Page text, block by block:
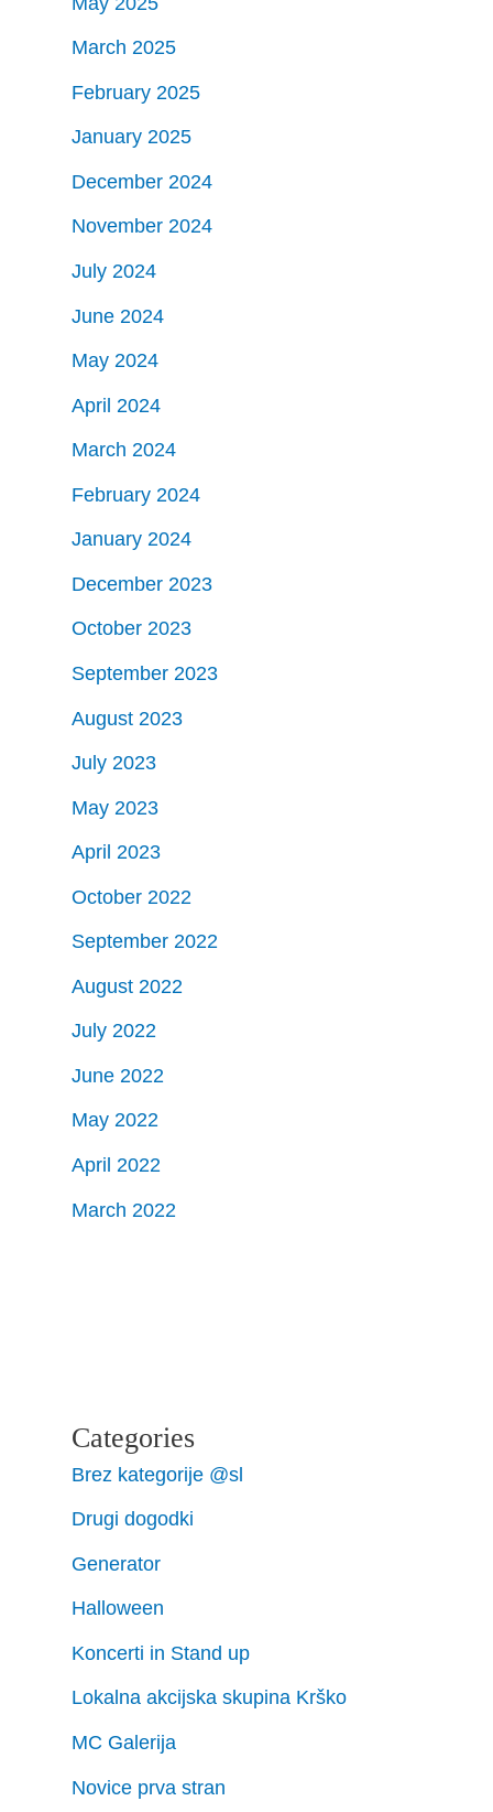
March 2025
February 2025
January 2025
December 2024
November 2024
July 2024
June 2024
May 2024
April 2024
March 2024
February 2024
January 2024
December 2023
October 2023
September 2023
August 2023
July 2023
May 2023
April 2023
October 2022
September 2022
August 2022
July 2022
June 2022
May 2022
April 2022
March 2022
Categories
Brez kategorije @sl
Drugi dogodki
Generator
Halloween
Koncerti in Stand up
Lokalna akcijska skupina Krško
MC Galerija
Novice prva stran